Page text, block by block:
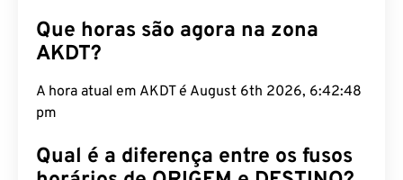
Que horas são agora na zona
AKDT?
A hora atual em AKDT é August 6th 2026, 6:42:49
pm
Qual é a diferença entre os fusos